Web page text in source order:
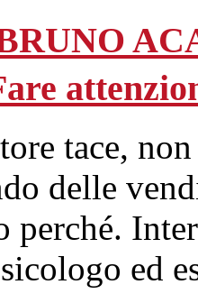
tace,
delle
perché.
ed